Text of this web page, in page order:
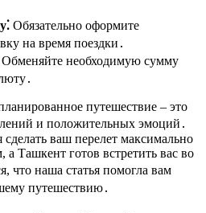
Обязательно оформите
на время поездки․
Обменяйте необходимую сумму
путешествие – это
и положительных эмоций․
ваш перелет максимально
Ташкент готов встретить вас во
что наша статья помогла вам
путешествию․